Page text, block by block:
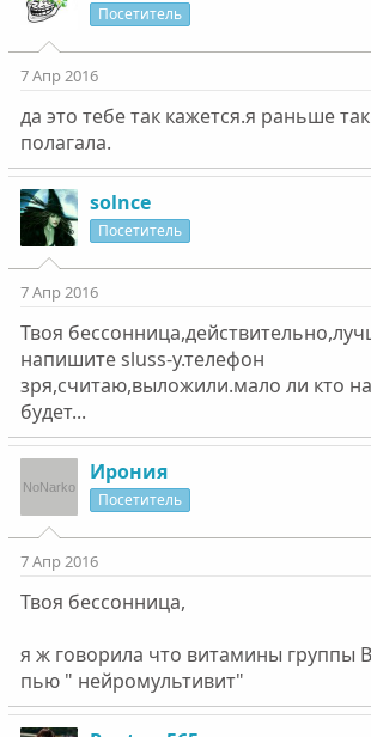
Посетитель
7 Апр 2016
да это тебе так кажется.я раньше
полагала.
solnce
Посетитель
7 Апр 2016
Твоя
напишите sluss-у.телефон
зря,считаю,выложили.мало ли кто
будет...
Ирония
Посетитель
7 Апр 2016
Твоя бессонница,
я ж говорила что витамины группы
пью " нейромультивит"